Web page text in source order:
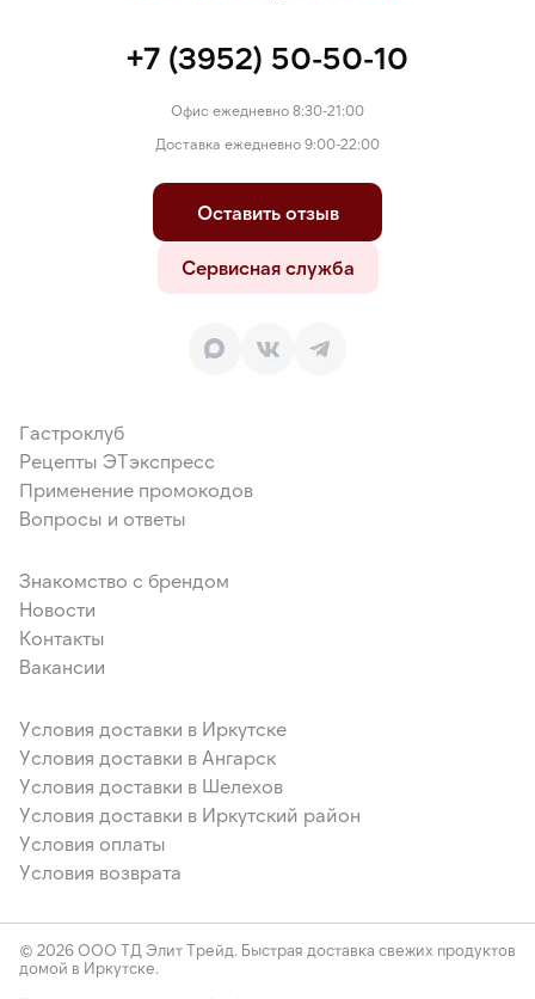
+7 (3952) 50-50-10
Офис ежедневно 8:30-21:00
Доставка ежедневно 9:00-22:00
Оставить отзыв
Сервисная служба
Гастроклуб
Рецепты ЭТэкспресс
Применение промокодов
Вопросы и ответы
Знакомство с брендом
Новости
Контакты
Вакансии
Условия доставки в Иркутске
Условия доставки в Ангарск
Условия доставки в Шелехов
Условия доставки в Иркутский район
Условия оплаты
Условия возврата
© 2026 ООО ТД Элит Трейд. Быстрая доставка свежих продуктов
домой в Иркутске.